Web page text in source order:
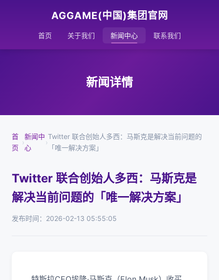
AGGAME(中国)集团官网
首页 关于我们 新闻中心 联系我们
新闻详情
首
页
›
新闻中
心
›
Twitter 联合创始人多西：马斯克是解决当前问题的
「唯一解决方案」
Twitter 联合创始人多西：马斯克是
解决当前问题的「唯一解决方案」
发布时间：2026-02-13 05:55:05